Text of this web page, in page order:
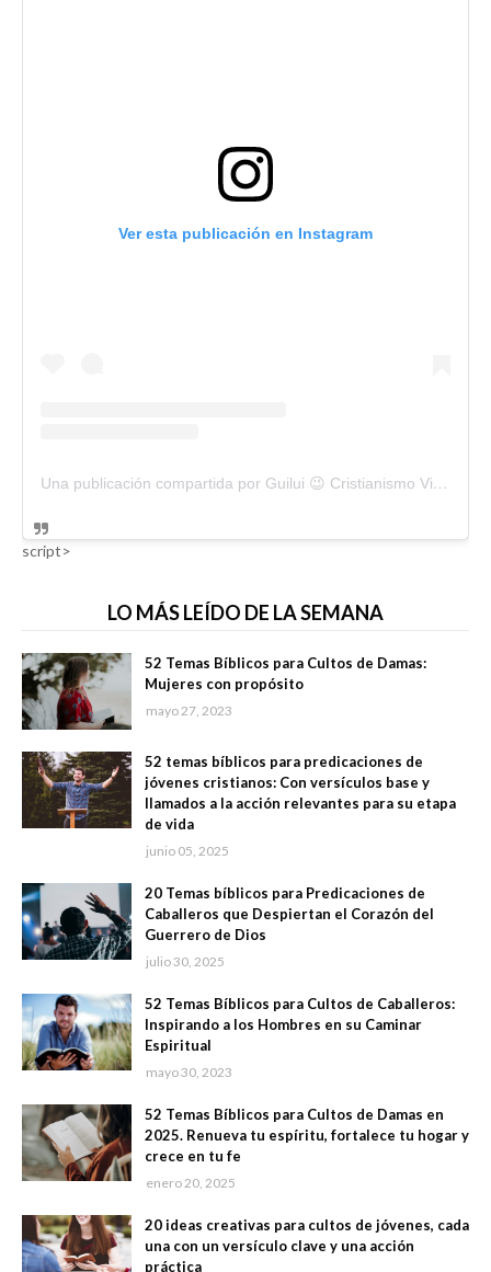
Ver esta publicación en Instagram
Una publicación compartida por Guilui 😉 Cristianismo Viral (@guiluiviral)
script>
LO MÁS LEÍDO DE LA SEMANA
52 Temas Bíblicos para Cultos de Damas:
Mujeres con propósito
mayo 27, 2023
52 temas bíblicos para predicaciones de
jóvenes cristianos: Con versículos base y
llamados a la acción relevantes para su etapa
de vida
junio 05, 2025
20 Temas bíblicos para Predicaciones de
Caballeros que Despiertan el Corazón del
Guerrero de Dios
julio 30, 2025
52 Temas Bíblicos para Cultos de Caballeros:
Inspirando a los Hombres en su Caminar
Espiritual
mayo 30, 2023
52 Temas Bíblicos para Cultos de Damas en
2025. Renueva tu espíritu, fortalece tu hogar y
crece en tu fe
enero 20, 2025
20 ideas creativas para cultos de jóvenes, cada
una con un versículo clave y una acción
práctica